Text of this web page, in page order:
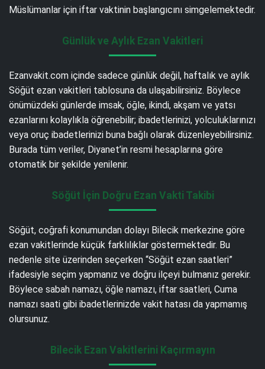
Müslümanlar için iftar vaktinin başlangıcını simgelemektedir.
Günlük ve Aylık Ezan Vakitleri
Ezanvakit.com içinde sadece günlük değil, haftalık ve aylık
Söğüt ezan vakitleri tablosuna da ulaşabilirsiniz. Böylece
önümüzdeki günlerde imsak, öğle, ikindi, akşam ve yatsı
ezanlarını kolaylıkla öğrenebilir; ibadetlerinizi, yolculuklarınızı
veya oruç ibadetlerinizi buna bağlı olarak düzenleyebilirsiniz.
Burada tüm veriler, Diyanet’in resmi hesaplarına göre
otomatik bir şekilde yenilenir.
Söğüt İçin Doğru Ezan Vakti Takibi
Söğüt, coğrafi konumundan dolayı Bilecik merkezine göre
ezan vakitlerinde küçük farklılıklar göstermektedir. Bu
nedenle site üzerinden seçerken “Söğüt ezan saatleri”
ifadesiyle seçim yapmanız ve doğru ilçeyi bulmanız gerekir.
Böylece sabah namazı, öğle namazı, iftar saatleri, Cuma
namazı saati gibi ibadetlerinizde vakit hatası da yapmamış
olursunuz.
Bilecik Ezan Vakitlerini Kaçırmayın